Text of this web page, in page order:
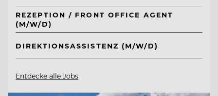
REZEPTION / FRONT OFFICE AGENT
(M/W/D)
DIREKTIONSASSISTENZ (M/W/D)
Entdecke alle Jobs